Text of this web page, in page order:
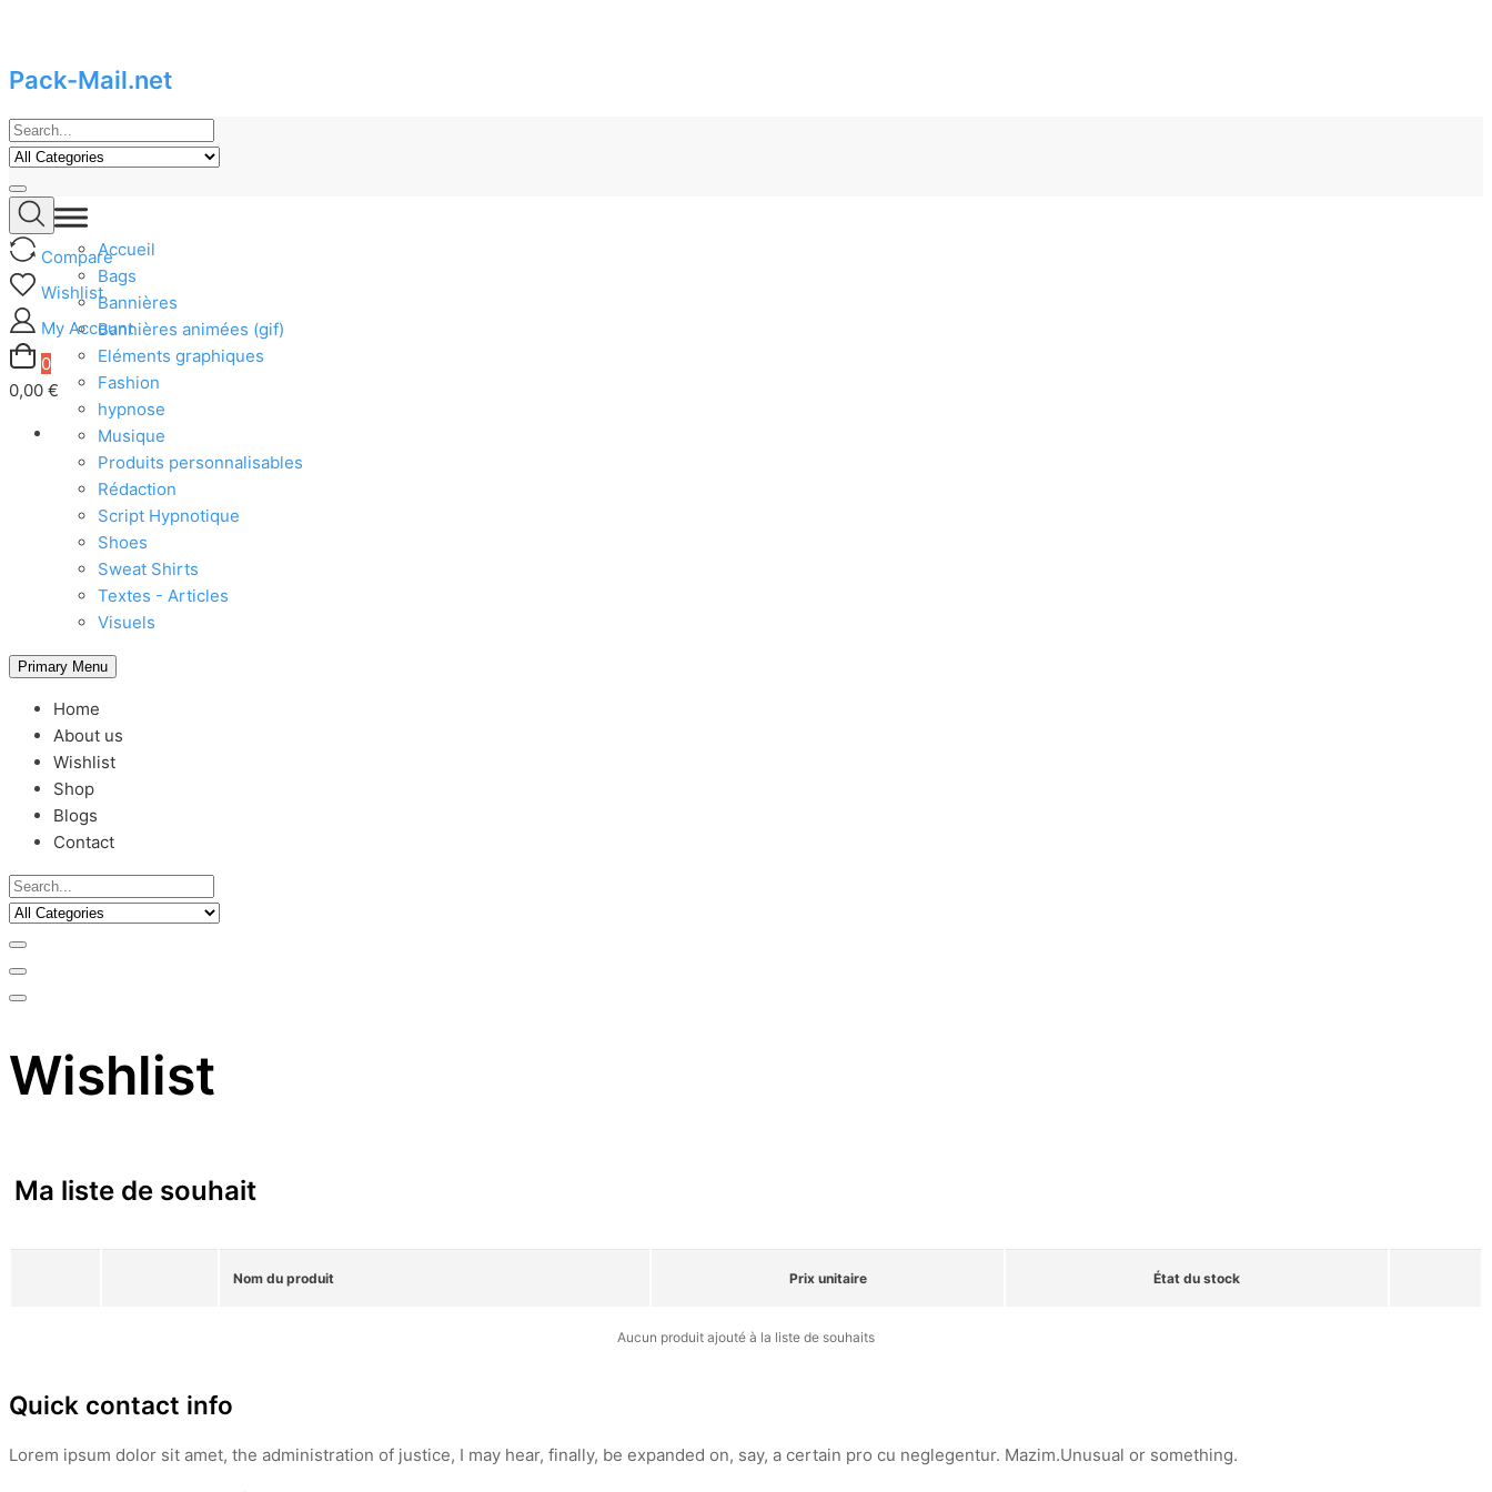
Skip
content
Pack-Mail.net
Compare
Wishlist
My Account
0
0,00 €
Accueil
Bags
Bannières
Bannières animées (gif)
Eléments graphiques
Fashion
hypnose
Musique
Produits personnalisables
Rédaction
Script Hypnotique
Shoes
Sweat Shirts
Textes - Articles
Visuels
Primary Menu
Home
About us
Wishlist
Shop
Blogs
Contact
Wishlist
Ma liste de souhait
Nom du produit Prix unitaire État du stock
Aucun produit ajouté à la liste de souhaits
Quick contact info
Lorem ipsum dolor sit amet, the administration of justice, I may hear, finally, be expanded on, say, a certain pro cu neglegentur. Mazim.Unusual or something.